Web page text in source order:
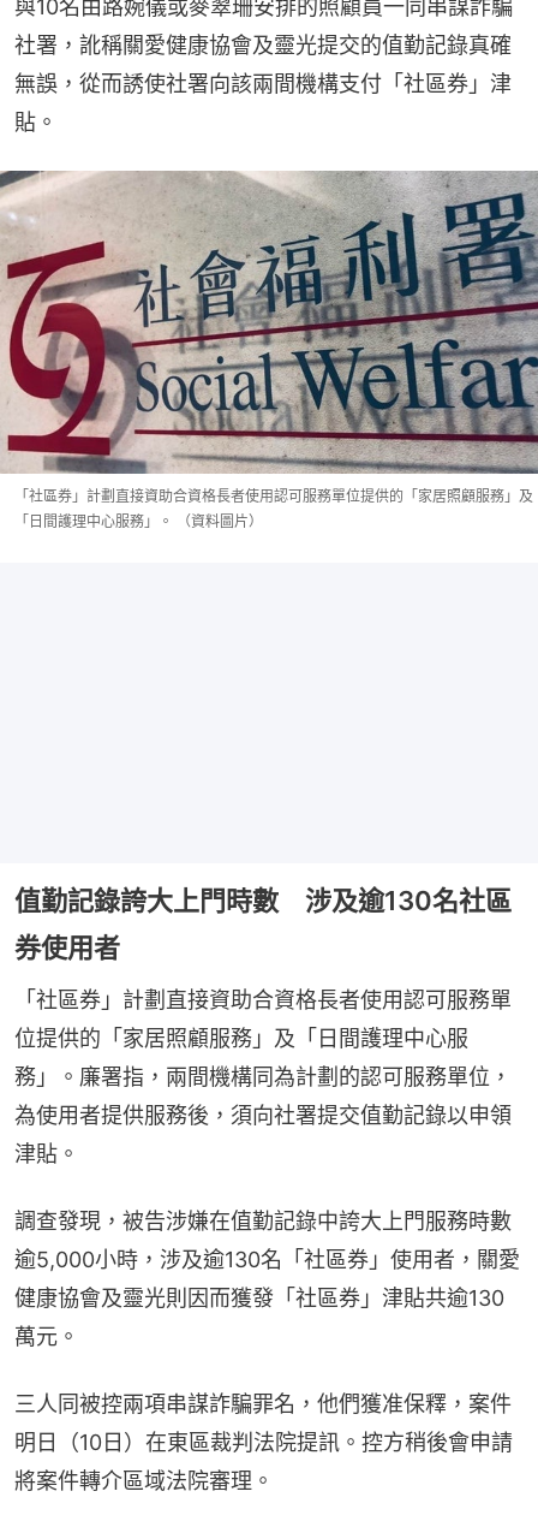
與10名由路婉儀或麥翠珊安排的照顧員一同串謀詐騙
社署，訛稱關愛健康協會及靈光提交的值勤記錄真確
無誤，從而誘使社署向該兩間機構支付「社區券」津
貼。
「社區券」計劃直接資助合資格長者使用認可服務單位提供的「家居照顧服務」及
「日間護理中心服務」。 （資料圖片）
值勤記錄誇大上門時數 涉及逾130名社區
券使用者
「社區券」計劃直接資助合資格長者使用認可服務單
位提供的「家居照顧服務」及「日間護理中心服
務」。廉署指，兩間機構同為計劃的認可服務單位，
為使用者提供服務後，須向社署提交值勤記錄以申領
津貼。
調查發現，被告涉嫌在值勤記錄中誇大上門服務時數
逾5,000小時，涉及逾130名「社區券」使用者，關愛
健康協會及靈光則因而獲發「社區券」津貼共逾130
萬元。
三人同被控兩項串謀詐騙罪名，他們獲准保釋，案件
明日（10日）在東區裁判法院提訊。控方稍後會申請
將案件轉介區域法院審理。